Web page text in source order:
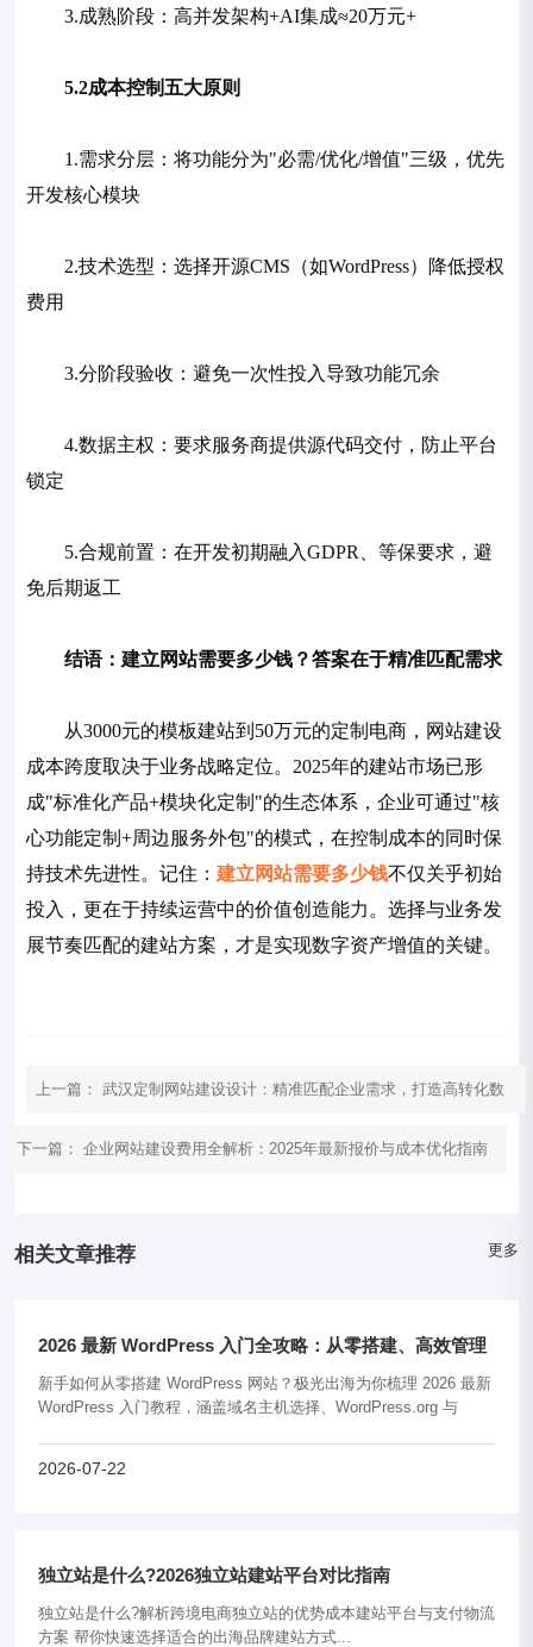
3.成熟阶段：高并发架构+AI集成≈20万元+
5.2成本控制五大原则
1.需求分层：将功能分为"必需/优化/增值"三级，优先
开发核心模块
2.技术选型：选择开源CMS（如WordPress）降低授权
费用
3.分阶段验收：避免一次性投入导致功能冗余
4.数据主权：要求服务商提供源代码交付，防止平台
锁定
5.合规前置：在开发初期融入GDPR、等保要求，避
免后期返工
结语：建立网站需要多少钱？答案在于精准匹配需求
从3000元的模板建站到50万元的定制电商，网站建设
成本跨度取决于业务战略定位。2025年的建站市场已形
成"标准化产品+模块化定制"的生态体系，企业可通过"核
心功能定制+周边服务外包"的模式，在控制成本的同时保
持技术先进性。记住： 建立网站需要多少钱不仅关乎初始
投入，更在于持续运营中的价值创造能力。选择与业务发
展节奏匹配的建站方案，才是实现数字资产增值的关键。
上一篇 ：武汉定制网站建设设计：精准匹配企业需求，打造高转化数
下一篇： 企业网站建设费用全解析：2025年最新报价与成本优化指南
相关文章推荐 更多
2026 最新 WordPress 入门全攻略：从零搭建、高效管理
到性能优化（新
新手如何从零搭建 WordPress 网站？极光出海为你梳理 2026 最新
WordPress 入门教程，涵盖域名主机选择、WordPress.org 与
2026-07-22
独立站是什么?2026独立站建站平台对比指南
独立站是什么?解析跨境电商独立站的优势成本建站平台与支付物流
方案 帮你快速选择适合的出海品牌建站方式...